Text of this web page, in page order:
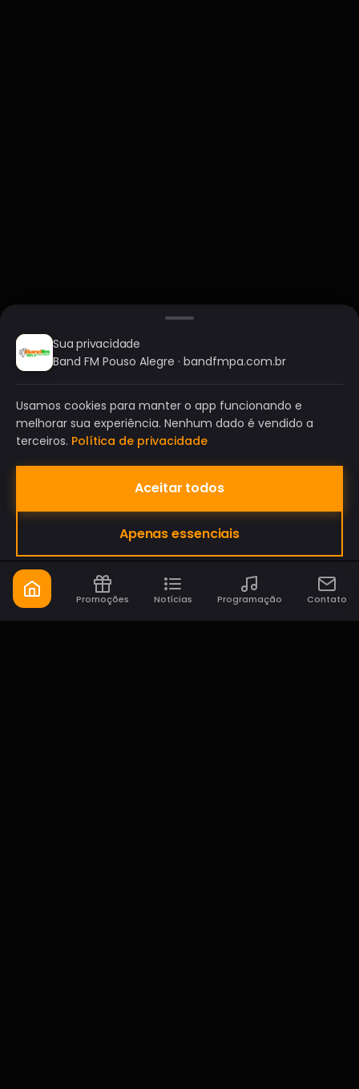
BAND FM POUSO ALEGRE
A SUA RÁDIO DO SEU JEITO!
Sua privacidade
Band FM Pouso Alegre · bandfmpa.com.br
Usamos cookies para manter o app funcionando e
melhorar sua experiência. Nenhum dado é vendido a
terceiros. Política de privacidade
Aceitar todos
Apenas essenciais
Promoções Notícias Programação Contato